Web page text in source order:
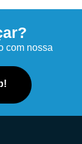
com nossa